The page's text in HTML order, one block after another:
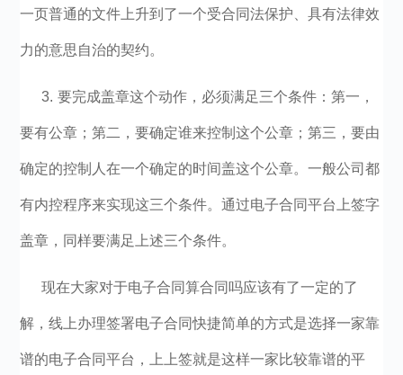
一页普通的文件上升到了一个受合同法保护、具有法律效
力的意思自治的契约。
3. 要完成盖章这个动作，必须满足三个条件：第一，
要有公章；第二，要确定谁来控制这个公章；第三，要由
确定的控制人在一个确定的时间盖这个公章。一般公司都
有内控程序来实现这三个条件。通过电子合同平台上签字
盖章，同样要满足上述三个条件。
现在大家对于电子合同算合同吗应该有了一定的了
解，线上办理签署电子合同快捷简单的方式是选择一家靠
谱的电子合同平台，上上签就是这样一家比较靠谱的平